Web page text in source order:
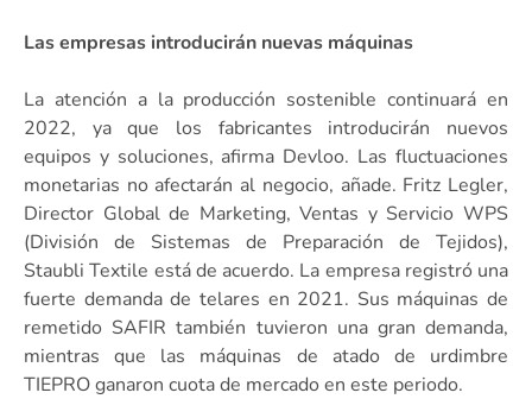
Las empresas introducirán nuevas máquinas
La atención a la producción sostenible continuará en
2022, ya que los fabricantes introducirán nuevos
equipos y soluciones, afirma Devloo. Las fluctuaciones
monetarias no afectarán al negocio, añade. Fritz Legler,
Director Global de Marketing, Ventas y Servicio WPS
(División de Sistemas de Preparación de Tejidos),
Staubli Textile está de acuerdo. La empresa registró una
fuerte demanda de telares en 2021. Sus máquinas de
remetido SAFIR también tuvieron una gran demanda,
mientras que las máquinas de atado de urdimbre
TIEPRO ganaron cuota de mercado en este periodo.